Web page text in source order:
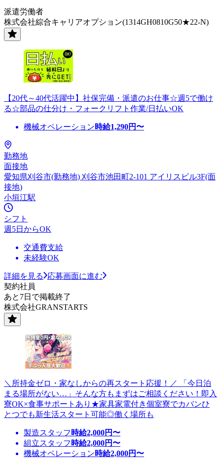
派遣労働者
株式会社綜合キャリアオプション(1314GH0810G50★22-N)
【20代～40代活躍中】社保完備・派遣のお仕事☆週5で働け
る☆部品の仕分け・フォークリフト作業/日払いOK
機械オペレーション時給1,290円〜
勤務地
面接地
愛知県刈谷市(勤務地) 刈谷市池田町2-101 アイリスビル3F(面
接地)
小垣江駅
シフト
週5日からOK
交通費支給
未経験OK
詳細を見る
応募画面に進む
契約社員
あと7日で掲載終了
株式会社GRANSTARTS
＼所持金ゼロ・家なしからの再スタート応援！／ 「今日泊
まる場所がない…」そんな方もまずはご相談ください！即入
寮OK×食事サポートあり★家具家電付き個室寮でカバンひ
とつでも新生活スタート可能◎働く場所も
製造スタッフ 時給2,000円〜
組立スタッフ 時給2,000円〜
機械オペレーション時給2,000円〜